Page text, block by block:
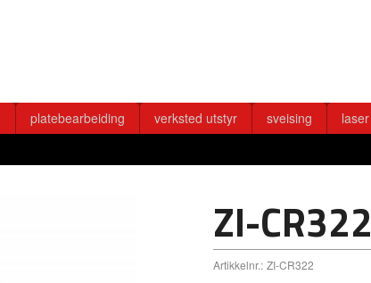
platebearbeiding verksted utstyr sveising laser
ZI-CR322
Artikkelnr.: ZI-CR322